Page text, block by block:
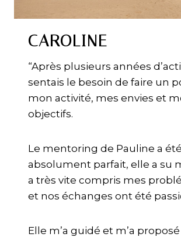
CAROLINE
“Après plusieurs années
sentais le besoin de faire un
mon activité, mes envies et
objectifs.
Le mentoring de Pauline a été
absolument parfait, elle a su
a très vite compris mes
et nos échanges ont été
Elle m’a guidé et m’a